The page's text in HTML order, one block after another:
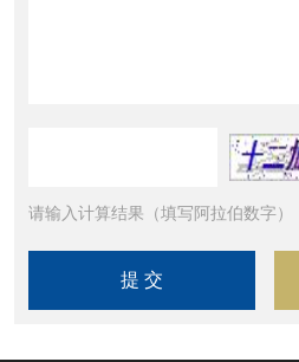
请输入计算结果（填写阿拉伯数字）